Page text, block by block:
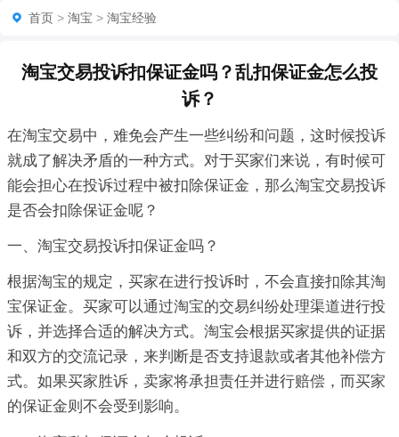
首页 > 淘宝 > 淘宝经验
淘宝交易投诉扣保证金吗？乱扣保证金怎么投
诉？
在淘宝交易中，难免会产生一些纠纷和问题，这时候投诉
就成了解决矛盾的一种方式。对于买家们来说，有时候可
能会担心在投诉过程中被扣除保证金，那么淘宝交易投诉
是否会扣除保证金呢？
一、淘宝交易投诉扣保证金吗？
根据淘宝的规定，买家在进行投诉时，不会直接扣除其淘
宝保证金。买家可以通过淘宝的交易纠纷处理渠道进行投
诉，并选择合适的解决方式。淘宝会根据买家提供的证据
和双方的交流记录，来判断是否支持退款或者其他补偿方
式。如果买家胜诉，卖家将承担责任并进行赔偿，而买家
的保证金则不会受到影响。